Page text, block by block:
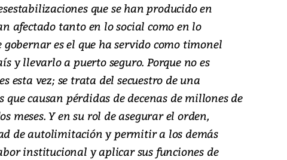
que se han producido en
afectado tanto en lo social como en lo
gobernar es el que ha servido como timonel
y llevarlo a puerto seguro. Porque no es
esta vez; se trata del secuestro de una
causan pérdidas de decenas de millones de
meses. Y en su rol de asegurar el orden,
de autolimitación y permitir a los demás
institucional y aplicar sus funciones de